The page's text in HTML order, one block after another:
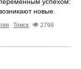
новые.
Томск
2798